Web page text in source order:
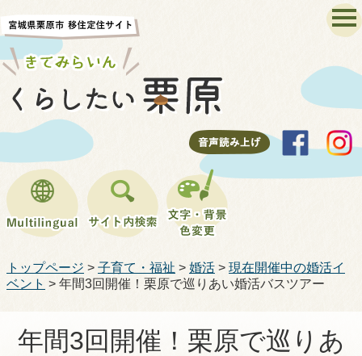
文字サイズ
表示色
サイト内検索
トップページ > 子育て・福祉 > 婚活 > 現在開催中の婚活イ
ベント > 年間3回開催！栗原で巡りあい婚活バスツアー
年間3回開催！栗原で巡りあ